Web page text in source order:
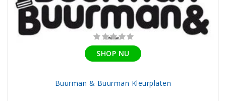
SHOP NU
Buurman & Buurman Kleurplaten